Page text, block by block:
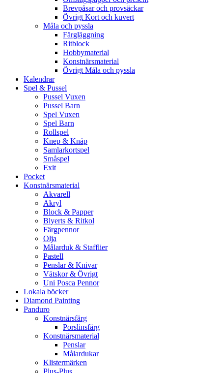
Brevpåsar och provsäckar
Övrigt Kort och kuvert
Måla och pyssla
Färgläggning
Ritblock
Hobbymaterial
Konstnärsmaterial
Övrigt Måla och pyssla
Kalendrar
Spel & Pussel
Pussel Vuxen
Pussel Barn
Spel Vuxen
Spel Barn
Rollspel
Knep & Knåp
Samlarkortspel
Småspel
Exit
Pocket
Konstnärsmaterial
Akvarell
Akryl
Block & Papper
Blyerts & Ritkol
Färgpennor
Olja
Målarduk & Stafflier
Pastell
Penslar & Knivar
Vätskor & Övrigt
Uni Posca Pennor
Lokala böcker
Diamond Painting
Panduro
Konstnärsfärg
Porslinsfärg
Konstnärsmaterial
Penslar
Målardukar
Klistermärken
Plus-Plus